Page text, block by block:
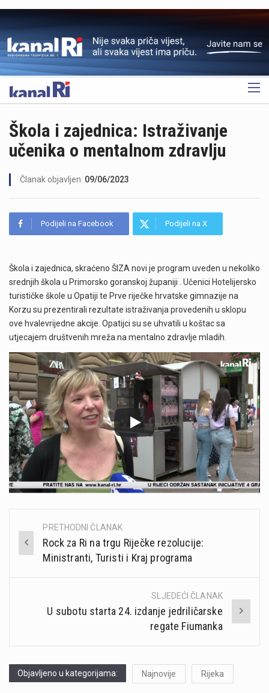
OGLAS
Škola i zajednica: Istraživanje
učenika o mentalnom zdravlju
Članak objavljen: 09/06/2023
Podijeli na Facebook Podijeli na X
Škola i zajednica, skraćeno ŠIZA novi je program uveden u nekoliko
srednjih škola u Primorsko goranskoj županiji . Učenici Hotelijersko
turističke škole u Opatiji te Prve riječke hrvatske gimnazije na
Korzu su prezentirali rezultate istraživanja provedenih u sklopu
ove hvalevrijedne akcije. Opatijci su se uhvatili u koštac sa
utjecajem društvenih mreža na mentalno zdravlje mladih.
Post
navigation
PRETHODNI ČLANAK
Rock za Ri na trgu Riječke rezolucije:
Ministranti, Turisti i Kraj programa
SLJEDEĆI ČLANAK
U subotu starta 24. izdanje jedriličarske
regate Fiumanka
Objavljeno u kategorijama: Najnovije Rijeka